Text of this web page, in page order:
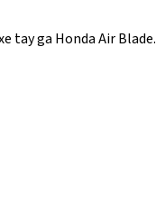
tay ga Honda Air Blade.